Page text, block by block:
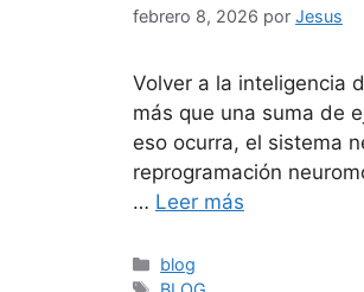
febrero 8, 2026 por Jesus
Volver a la inteligencia
más que una suma de
eso ocurra, el sistema
reprogramación
… Leer más
blog